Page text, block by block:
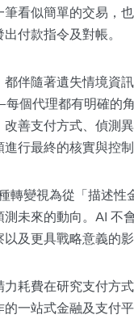
看似簡單的交易，
付款指令及對帳。
伴隨著遺失情境資
個代理都有明確的
善支付方式、偵測
行最終的核實與控制
轉變視為從「描述
未來的動向。AI 不
及更具戰略意義的影
耗費在研究支付方
一站式金融及支付